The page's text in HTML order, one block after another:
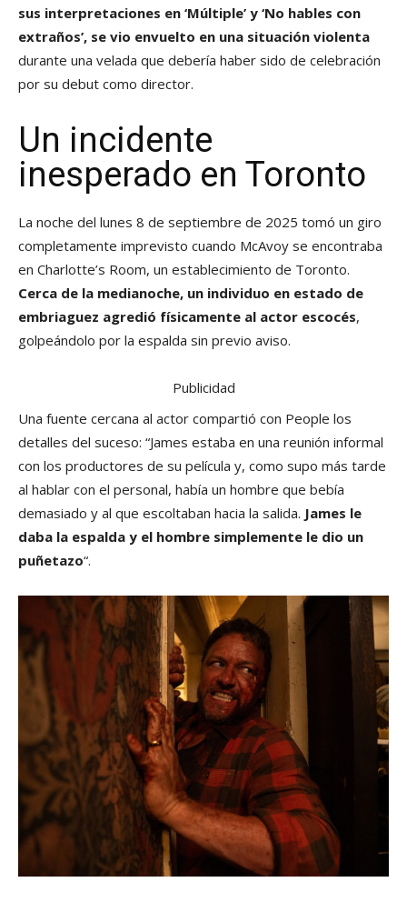
sus interpretaciones en ‘Múltiple’ y ‘No hables con
extraños’, se vio envuelto en una situación violenta
durante una velada que debería haber sido de celebración
por su debut como director.
Un incidente
inesperado en Toronto
La noche del lunes 8 de septiembre de 2025 tomó un giro
completamente imprevisto cuando McAvoy se encontraba
en Charlotte’s Room, un establecimiento de Toronto.
Cerca de la medianoche, un individuo en estado de
embriaguez agredió físicamente al actor escocés,
golpeándolo por la espalda sin previo aviso.
Publicidad
Una fuente cercana al actor compartió con People los
detalles del suceso: “James estaba en una reunión informal
con los productores de su película y, como supo más tarde
al hablar con el personal, había un hombre que bebía
demasiado y al que escoltaban hacia la salida. James le
daba la espalda y el hombre simplemente le dio un
puñetazo“.